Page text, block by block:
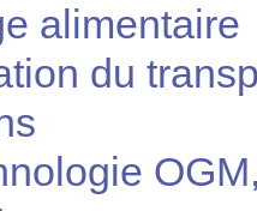
alimentaire
du